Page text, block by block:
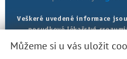
Veškeré uvedené informace
posudkové lékařství
Můžeme si u vás uložit